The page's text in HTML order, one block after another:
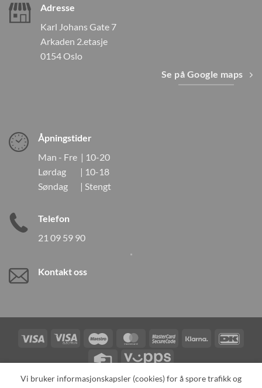
Adresse
Karl Johans Gate 7
Arkaden 2.etasje
0154 Oslo
Se på Google maps
Åpningstider
Man - Fre | 10-20
Lørdag | 10-18
Søndag | Stengt
Telefon
21 09 59 90
Kontakt oss
Visa
Visa
Electron
Maestro MasterCardMasterCardKlarna
Credit
Vipps
Vi bruker informasjonskapsler (cookies) for å spore trafikk og